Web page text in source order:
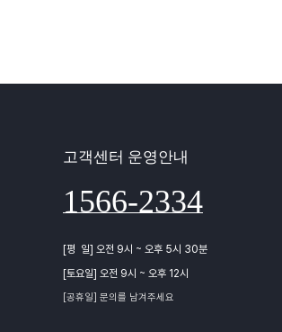
고객센터 운영안내
1566-2334
[평 일] 오전 9시 ~ 오후 5시 30분
[토요일] 오전 9시 ~ 오후 12시
[공휴일] 문의를 남겨주세요